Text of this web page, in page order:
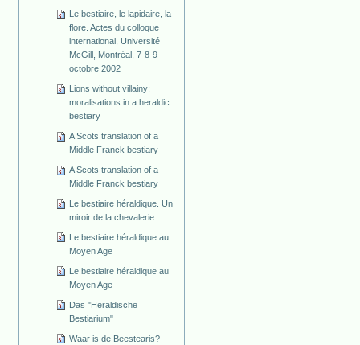
Le bestiaire, le lapidaire, la
flore. Actes du colloque
international, Université
McGill, Montréal, 7-8-9
octobre 2002
Lions without villainy:
moralisations in a heraldic
bestiary
A Scots translation of a
Middle Franck bestiary
A Scots translation of a
Middle Franck bestiary
Le bestiaire héraldique. Un
miroir de la chevalerie
Le bestiaire héraldique au
Moyen Age
Le bestiaire héraldique au
Moyen Age
Das "Heraldische
Bestiarium"
Waar is de Beestearis?